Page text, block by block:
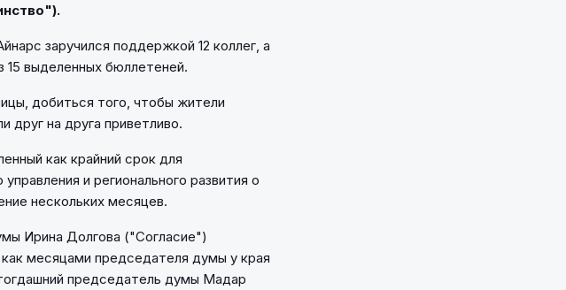
заручился поддержкой 12 коллег, а
15 выделенных бюллетеней.
добиться того, чтобы жители
друг на друга приветливо.
как крайний срок для
и регионального развития о
нескольких месяцев.
Ирина Долгова ("Согласие")
месяцами председателя думы у края
председатель думы Мадар